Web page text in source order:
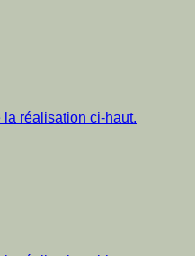
la réalisation ci-haut.